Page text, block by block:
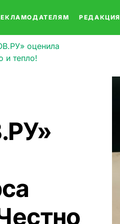
РЕДАКЦИЯ
оценила
и тепло!